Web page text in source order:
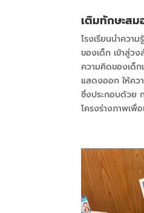
เติมทักษะสม
โรงเรียนนำควา
ของเด็ก เข้าสู่ว
ความคิดของเด็ก
แสดงออก ให้คว
ซึ่งประกอบด้วย
โครงร่างภาพเพื่